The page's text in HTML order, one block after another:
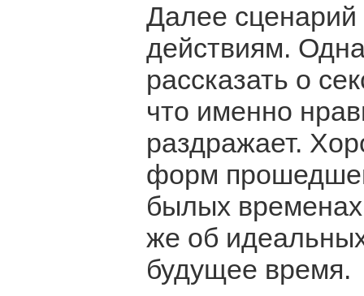
Далее сценарий
действиям.
рассказать о
что именно
раздражает.
форм
былых
же об
будущее время.